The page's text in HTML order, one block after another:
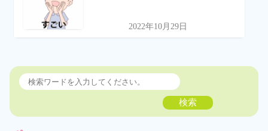
2022年10月29日
検索